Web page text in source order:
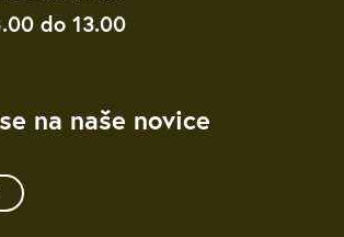
do 13.00
na naše novice